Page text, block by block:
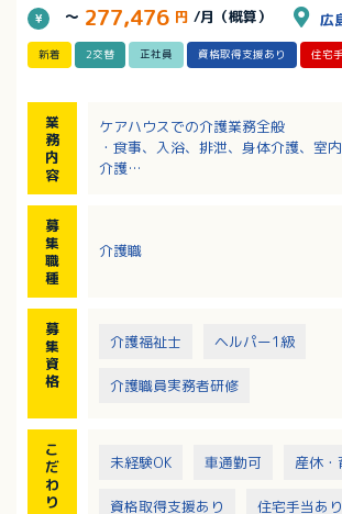
～ 277,476 円 /月（概算） 広
新着 2交替 正社員 資格取得支援あり 住宅
業
務
内
容
ケアハウスでの介護業務全般
・食事、入浴、排泄、身体介護、室
介護
※バスリフト、センサーベッド設置に
募
集
職
種
介護職
募
集
資
格
介護福祉士 ヘルパー1級
介護職員実務者研修
こ
だ
わ
り
未経験OK 車通勤可 産休・
資格取得支援あり 住宅手当あり